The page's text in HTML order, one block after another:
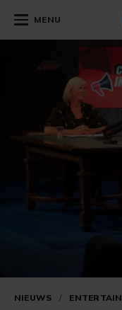
MENU
NIEUWS /